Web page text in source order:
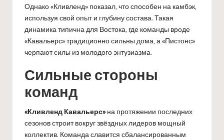
Однако «Кливленд» показал, что способен на камбэк,
используя свой опыт и глубину состава. Такая
динамика типична для Востока, где команды вроде
«Кавальерс» традиционно сильны дома, а «Пистонс»
черпают силы из молодого энтузиазма.
Сильные стороны
команд
«Кливленд Кавальерс»на протяжении последних
сезонов строит вокруг звёздных лидеров мощный
коллектив. Команда славится сбалансированным